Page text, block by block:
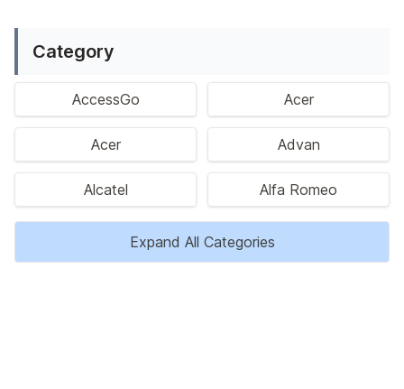
Category
AccessGo Acer
Acer Advan
Alcatel Alfa Romeo
Expand All Categories